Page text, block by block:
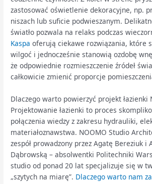
zastosować oświetlenie dekoracyjne, np.
niszach lub suficie podwieszanym.
światło pozwala na relaks podczas
Kaspa oferują ciekawe rozwiązania, które
wilgoć i jednocześnie stanowią ozdobę
że odpowiednie rozmieszczenie źródeł
całkowicie zmienić proporcje
Dlaczego warto powierzyć projekt łazienki
Projektowanie łazienki to proces
połączenia wiedzy z zakresu hydrauliki,
materiałoznawstwa. NOOMO Studio
zespół prowadzony przez Agatę Bereziuk i
Dąbrowską – absolwentki Politechniki
studio od ponad 20 lat specjalizuje się w
„szytych na miarę”. Dlaczego warto nam